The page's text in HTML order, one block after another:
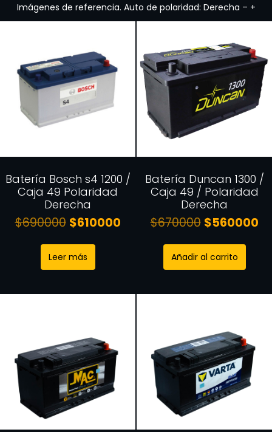
Imágenes de referencia. Auto de polaridad: Derecha – +
Batería Bosch s4 1200 /
Caja 49 Polaridad
Derecha
$690000 $610000
Leer más
Batería Duncan 1300 /
Caja 49 / Polaridad
Derecha
$670000 $560000
Añadir al carrito